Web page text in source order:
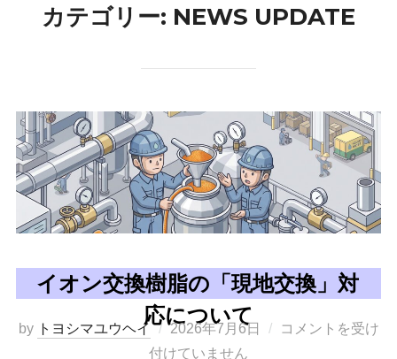
カテゴリー: NEWS UPDATE
イオン交換樹脂の「現地交換」対
応について
by トヨシマユウヘイ
投
稿
2026年7月6日
コメントを受け
付けていません